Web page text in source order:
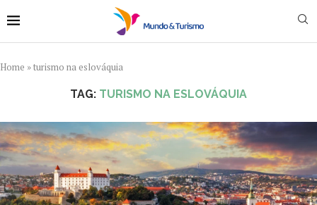
Home »turismo na eslováquia
TAG: TURISMO NA ESLOVÁQUIA